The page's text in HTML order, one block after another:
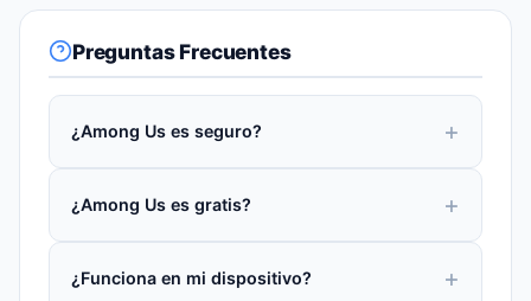
Preguntas Frecuentes
¿Among Us es seguro?
¿Among Us es gratis?
¿Funciona en mi dispositivo?